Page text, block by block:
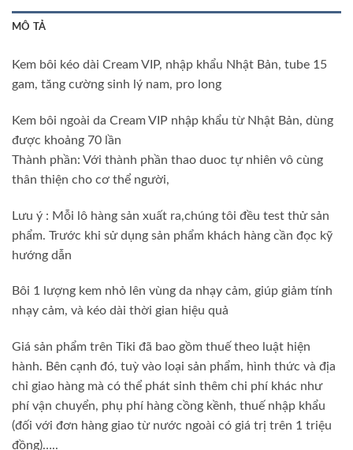
MÔ TẢ
Kem bôi kéo dài Cream VIP, nhập khẩu Nhật Bản, tube 15
gam, tăng cường sinh lý nam, pro long
Kem bôi ngoài da Cream VIP nhập khẩu từ Nhật Bản, dùng
được khoảng 70 lần
Thành phần: Với thành phần thao duoc tự nhiên vô cùng
thân thiện cho cơ thể người,
Lưu ý : Mỗi lô hàng sản xuất ra,chúng tôi đều test thử sản
phẩm. Trước khi sử dụng sản phẩm khách hàng cần đọc kỹ
hướng dẫn
Bôi 1 lượng kem nhỏ lên vùng da nhạy cảm, giúp giảm tính
nhạy cảm, và kéo dài thời gian hiệu quả
Giá sản phẩm trên Tiki đã bao gồm thuế theo luật hiện
hành. Bên cạnh đó, tuỳ vào loại sản phẩm, hình thức và địa
chỉ giao hàng mà có thể phát sinh thêm chi phí khác như
phí vận chuyển, phụ phí hàng cồng kềnh, thuế nhập khẩu
(đối với đơn hàng giao từ nước ngoài có giá trị trên 1 triệu
đồng)…..